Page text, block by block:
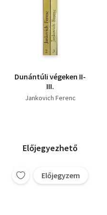
Dunántúli végeken II-
III.
Jankovich Ferenc
Előjegyezhető
Előjegyzem